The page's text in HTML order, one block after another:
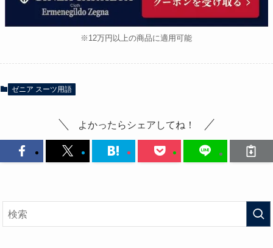
※12万円以上の商品に適用可能
ゼニア スーツ用語
よかったらシェアしてね！